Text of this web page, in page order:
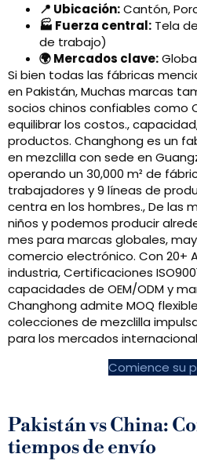
📍 Ubicación:Cantón,
🏭 Fuerza central: Tela
de trabajo)
🌍 Mercados clave:
Si bien todas las fábricas
en Pakistán, Muchas marcas
socios chinos confiables como
equilibrar los costos.,
productos. Changhong es un
en mezclilla con sede en
operando un 30,000 m² de
trabajadores y 9 líneas de
centra en los hombres., De las
niños y podemos producir
mes para marcas globales,
comercio electrónico. Con 20+
industria, Certificaciones
capacidades de OEM/ODM y
Changhong admite MOQ
colecciones de mezclilla
para los mercados
Comience su
Pakistán vs China:
tiempos de envío